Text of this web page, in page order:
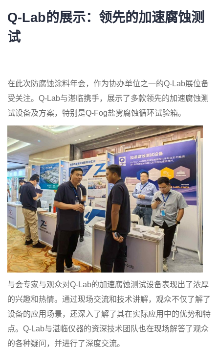
Q-Lab的展示： 领先的加速腐蚀测
试
在此次防腐蚀涂料年会，作为协办单位之一的Q-Lab展位备
受关注。Q-Lab与湛临携手，展示了多款领先的加速腐蚀测
试设备及方案，特别是Q-Fog盐雾腐蚀循环试验箱。
与会专家与观众对Q-Lab的加速腐蚀测试设备表现出了浓厚
的兴趣和热情。通过现场交流和技术讲解，观众不仅了解了
设备的应用场景，还深入了解了其在实际应用中的优势和特
点。Q-Lab与湛临仪器的资深技术团队也在现场解答了观众
的各种疑问，并进行了深度交流。